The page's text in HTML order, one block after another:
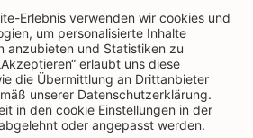
auf Facebookauf Instagram
Naturkost auf YouTube
Rapunzel Naturkost auf Pinterest
Rapunzel Naturkost auf LinkedIn